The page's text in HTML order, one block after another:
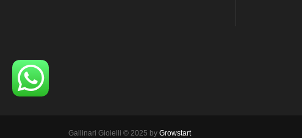
Gallinari Gioielli © 2025 by Growstart